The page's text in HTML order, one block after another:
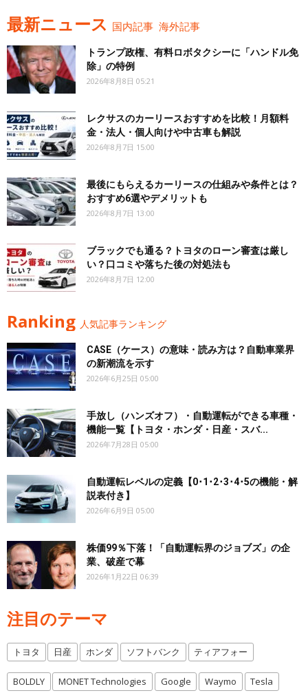
最新ニュース 国内記事 海外記事
トランプ政権、有料ロボタクシーに「ハンドル免
除」の特例
2026年8月8日 05:21
レクサスのカーリースおすすめを比較！月額料
金・法人・個人向けや中古車も解説
2026年8月7日 15:00
最後にもらえるカーリースの仕組みや条件とは？
おすすめ6選やデメリットも
2026年8月7日 13:00
ブラックでも通る？トヨタのローン審査は厳し
い？口コミや落ちた後の対処法も
2026年8月7日 12:00
Ranking 人気記事ランキング
CASE（ケース）の意味・読み方は？自動車業界
の新潮流を示す
2026年6月25日 05:00
手放し（ハンズオフ）・自動運転ができる車種・
機能一覧【トヨタ・ホンダ・日産・スバ...
2026年7月28日 05:00
自動運転レベルの定義【0･1･2･3･4･5の機能・解
説表付き】
2026年6月9日 05:00
株価99％下落！「自動運転界のジョブズ」の企
業、破産で幕
2026年1月22日 06:39
注目のテーマ
トヨタ 日産 ホンダ ソフトバンク ティアフォー
BOLDLY MONET Technologies Google Waymo Tesla